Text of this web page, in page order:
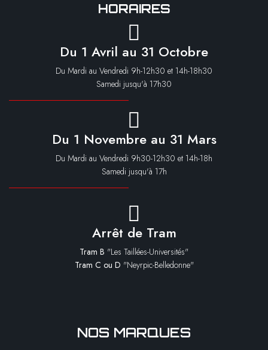
HORAIRES
Du 1 Avril au 31 Octobre
Du Mardi au Vendredi 9h-12h30 et 14h-18h30
Samedi jusqu'à 17h30
Du 1 Novembre au 31 Mars
Du Mardi au Vendredi 9h30-12h30 et 14h-18h
Samedi jusqu'à 17h
Arrêt de Tram
Tram B "Les Taillées-Universités"
Tram C ou D "Neyrpic-Belledonne"
NOS MARQUES